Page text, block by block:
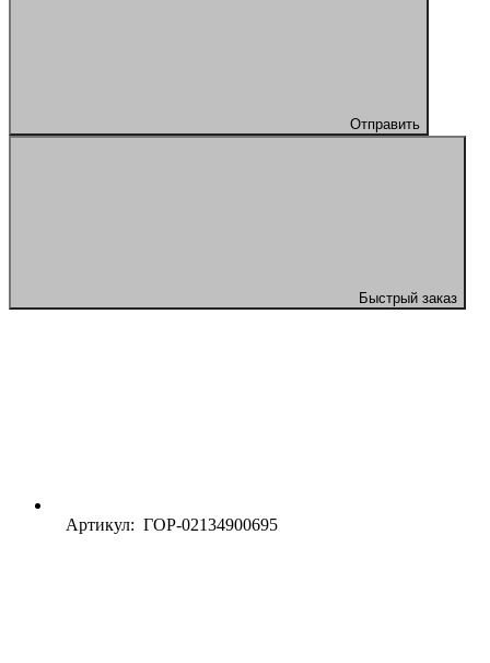
Отправить
Быстрый заказ
Артикул: ГОР-02134900695